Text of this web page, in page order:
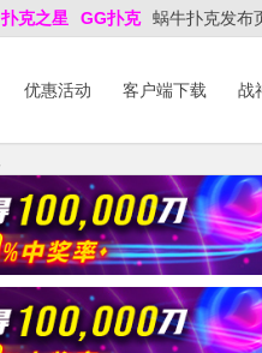
扑克之星 GG扑克 蜗牛扑克发布
优惠活动 客户端下载 战